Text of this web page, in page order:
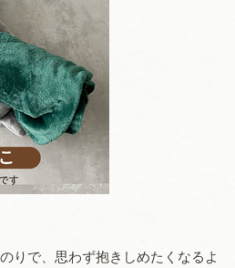
りで、思わず抱きしめたくなるよ